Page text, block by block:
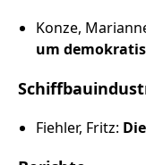
Konze,
um
Fiehler, Fritz: